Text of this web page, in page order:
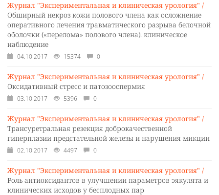
Журнал "Экспериментальная и клиническая урология" /
Обширный некроз кожи полового члена как осложнение
оперативного лечения травматического разрыва белочной
оболочки («перелома» полового члена). клиническое
наблюдение
04.10.2017 15374 0
Журнал "Экспериментальная и клиническая урология" /
Оксидативный стресс и патозооспермия
03.10.2017 5396 0
Журнал "Экспериментальная и клиническая урология" /
Трансуретральная резекция доброкачественной
гиперплазии предстательной железы и нарушения микции
02.10.2017 4497 0
Журнал "Экспериментальная и клиническая урология" /
Роль антиоксидантов в улучшении параметров эякулята и
клинических исходов у бесплодных пар